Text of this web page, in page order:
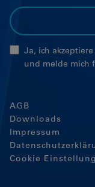
Ja, ich akzeptiere
und melde mich
AGB
Downloads
Impressum
Cookie